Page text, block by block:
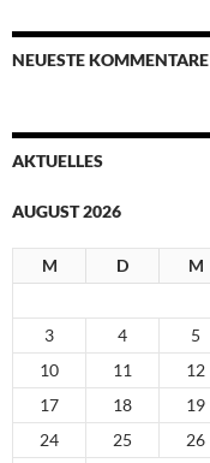
NEUESTE KOMMENTARE
AKTUELLES
AUGUST 2026
M D M
3
4 5
10
11 12
17
18 19
24
25 26